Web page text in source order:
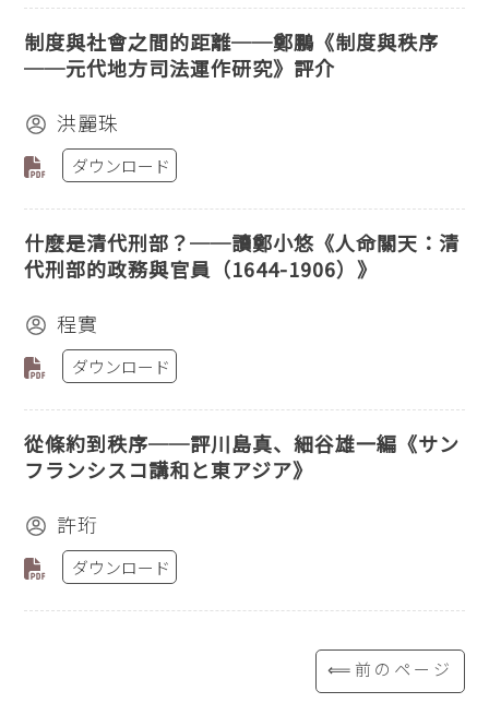
制度與社會之間的距離──鄭鵬《制度與秩序
──元代地方司法運作研究》評介
洪麗珠
ダウンロード
什麼是清代刑部？──讀鄭小悠《人命關天：清
代刑部的政務與官員（1644-1906）》
程實
ダウンロード
從條約到秩序──評川島真、細谷雄一編《サン
フランシスコ講和と東アジア》
許珩
ダウンロード
⟸前のページ